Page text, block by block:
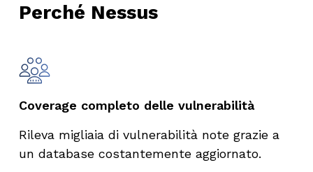
Perché Nessus
Coverage completo delle vulnerabilità
Rileva migliaia di vulnerabilità note grazie a
un database costantemente aggiornato.